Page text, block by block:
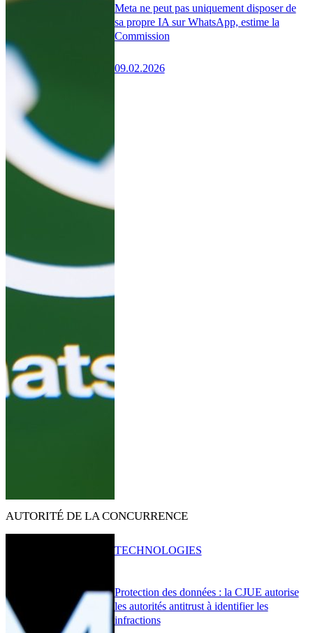
Meta ne peut pas uniquement disposer de
sa propre IA sur WhatsApp, estime la
Commission
09.02.2026
AUTORITÉ DE LA CONCURRENCE
Protection des données : la CJUE autorise
les autorités antitrust à identifier les
infractions
TECHNOLOGIES